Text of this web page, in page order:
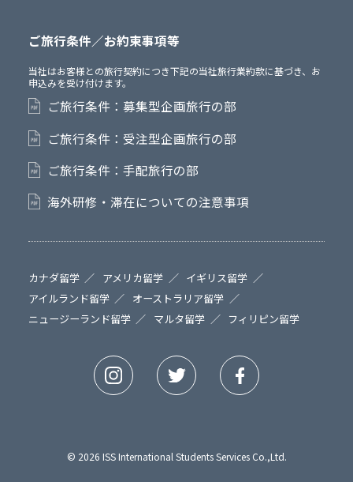
ご旅行条件／お約束事項等
当社はお客様との旅行契約につき下記の当社旅行業約款に基づき、お
申込みを受け付けます。
ご旅行条件：募集型企画旅行の部
ご旅行条件：受注型企画旅行の部
ご旅行条件：手配旅行の部
海外研修・滞在についての注意事項
カナダ留学 アメリカ留学
イギリス留学
アイルランド留学
オーストラリア留学
ニュージーランド留学
マルタ留学 フィリピン留学
© 2026 ISS International Students Services Co.,Ltd.